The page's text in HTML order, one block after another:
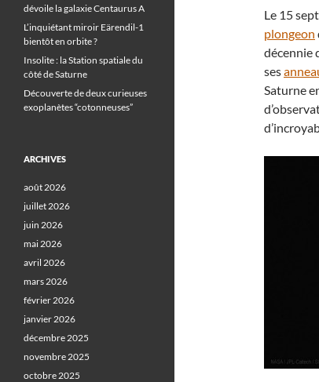
Le 15
plongeon
décennie
ses
Saturne
dévoile la galaxie Centaurus A
L’inquiétant miroir Eärendil-1
bientôt en orbite ?
Insolite : la Station spatiale du
côté de Saturne
Découverte de deux curieuses
exoplanètes “cotonneuses”
ARCHIVES
août 2026
juillet 2026
juin 2026
mai 2026
avril 2026
mars 2026
février 2026
janvier 2026
décembre 2025
novembre 2025
octobre 2025